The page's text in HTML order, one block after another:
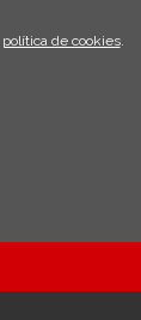
política de cookies.